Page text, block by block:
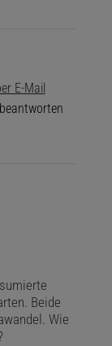
E-Mail
Beide
Wie